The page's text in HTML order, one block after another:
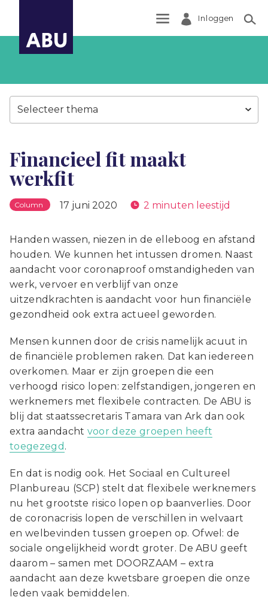
Inloggen
Selecteer thema
Financieel fit maakt
werkfit
Column 17 juni 2020 2 minuten leestijd
Handen wassen, niezen in de elleboog en afstand
houden. We kunnen het intussen dromen. Naast
aandacht voor coronaproof omstandigheden van
werk, vervoer en verblijf van onze
uitzendkrachten is aandacht voor hun financiële
gezondheid ook extra actueel geworden.
Mensen kunnen door de crisis namelijk acuut in
de financiële problemen raken. Dat kan iedereen
overkomen. Maar er zijn groepen die een
verhoogd risico lopen: zelfstandigen, jongeren en
werknemers met flexibele contracten. De ABU is
blij dat staatssecretaris Tamara van Ark dan ook
extra aandacht voor deze groepen heeft
toegezegd .
En dat is nodig ook. Het Sociaal en Cultureel
Planbureau (SCP) stelt dat flexibele werknemers
nu het grootste risico lopen op baanverlies. Door
de coronacrisis lopen de verschillen in welvaart
en welbevinden tussen groepen op. Ofwel: de
sociale ongelijkheid wordt groter. De ABU geeft
daarom – samen met DOORZAAM – extra
aandacht aan deze kwetsbare groepen die onze
leden vaak bemiddelen.